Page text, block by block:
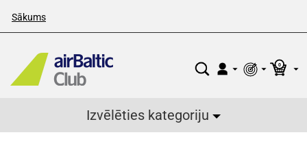
Sākums
0
Izvēlēties kategoriju